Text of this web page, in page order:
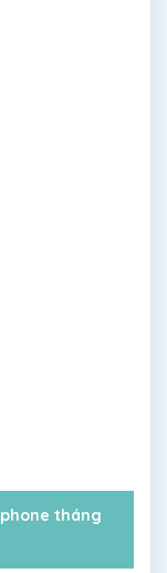
tháng